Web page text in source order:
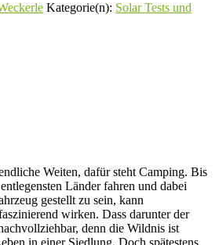
Kategorie(n): Solar Tests und
Weiten, dafür steht Camping. Bis
Länder fahren und dabei
gestellt zu sein, kann
wirken. Dass darunter der
denn die Wildnis ist